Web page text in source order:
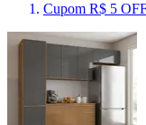
Cupom R$ 5